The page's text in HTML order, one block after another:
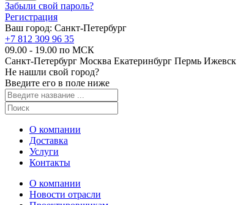
Забыли свой пароль?
Регистрация
Ваш город: Санкт-Петербург
+7 812 309 96 35
09.00 - 19.00 по МСК
Санкт-Петербург Москва Екатеринбург Пермь Ижевск
Не нашли свой город?
Введите его в поле ниже
О компании
Доставка
Услуги
Контакты
О компании
Новости отрасли